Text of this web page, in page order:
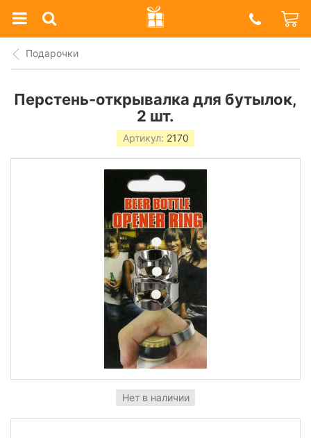
Prazdnik
Shop
Подарочки
Перстень-открывалка для бутылок,
2 шт.
Артикул: 2170
Нет в наличии